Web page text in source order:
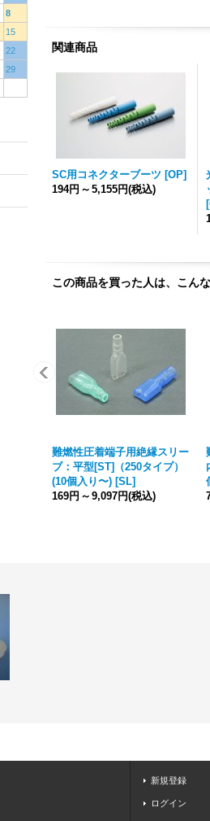
8
15
22
29
関連商品
SC用コネクターブーツ [OP]
194円 ～ 5,155円(税込)
[
この商品を買った人は、こん
難燃性圧着端子用絶縁スリー
ブ：平型[ST]（250タイプ）
(10個入り〜) [SL]
169円 ～ 9,097円(税込)
新規登録
ログイン